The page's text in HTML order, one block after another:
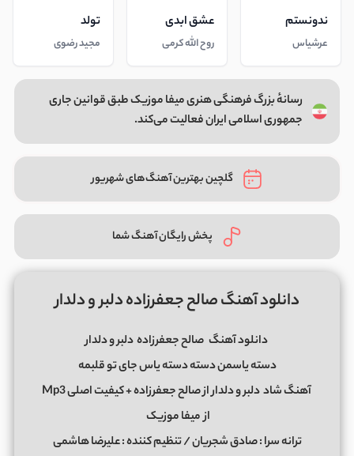
ندونستم
عرشیاس
عشق ابدی
روح الله کرمی
تولد
مجید رضوی
رسانهٔ بزرگ فرهنگی هنری میفا موزیک طبق قوانین جاری
جمهوری اسلامی ایران فعالیت می‌کند.
گلچین بهترین آهنگ‌های شهریور
پخش رایگان آهنگ شما
دانلود آهنگ صالح جعفرزاده دلبر و دلدار
دانلود آهنگ صالح جعفرزادهدلبر و دلدار
دسته یاسمن دسته دسته یاس جای تو قلبمه
آهنگ شاد
دلبر و دلدار از صالح جعفرزاده + کیفیت اصلی Mp3
ازمیفا موزیک
ترانه سرا : صادق شجریان / تنظیم کننده : علیرضا هاشمی